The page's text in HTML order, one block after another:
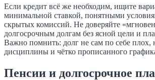
Если кредит всё же необходим, ищите
минимальной ставкой, понятными
скрытых комиссий. Не доверяйте
долгосрочным долгам без ясной цели и
Важно помнить: долг не сам по себе плох,
дисциплины и чётко прописанного
Пенсии и долгосрочное